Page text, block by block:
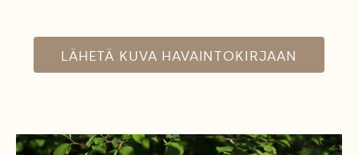
LÄHETÄ KUVA HAVAINTOKIRJAAN